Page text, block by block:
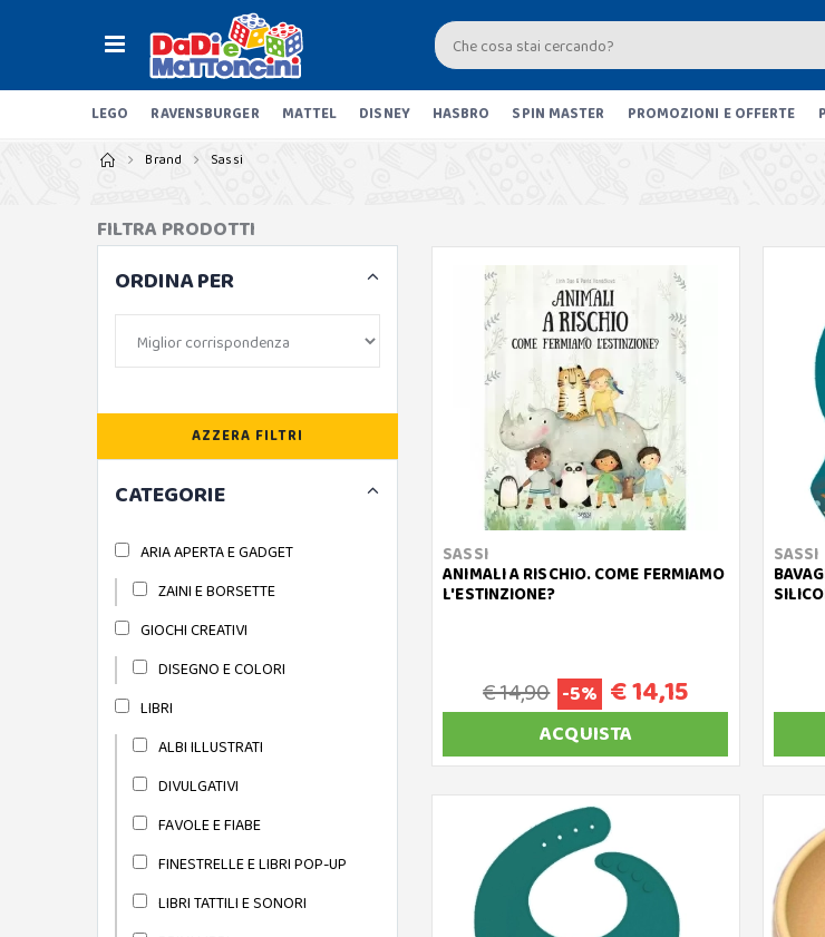
LEGO RAVENSBURGER MATTEL DISNEY HASBRO SPIN MASTER PROMOZIONI E OFFERTE
Brand Sassi
SASSI
ANIMALI A RISCHIO. COME FERMIAMO
L'ESTINZIONE?
€ 14,90 -5% € 14,15
ACQUISTA
SASSI
FILTRA PRODOTTI
ORDINA PER
AZZERA FILTRI
CATEGORIE
ARIA APERTA E GADGET
ZAINI E BORSETTE
GIOCHI CREATIVI
DISEGNO E COLORI
LIBRI
ALBI ILLUSTRATI
DIVULGATIVI
FAVOLE E FIABE
FINESTRELLE E LIBRI POP-UP
LIBRI TATTILI E SONORI